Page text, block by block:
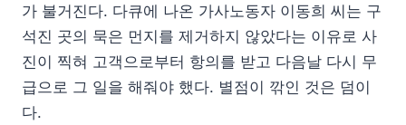
가 불거진다. 다큐에 나온 가사노동자 이동희 씨는 구
석진 곳의 묵은 먼지를 제거하지 않았다는 이유로 사
진이 찍혀 고객으로부터 항의를 받고 다음날 다시 무
급으로 그 일을 해줘야 했다. 별점이 깎인 것은 덤이
다.